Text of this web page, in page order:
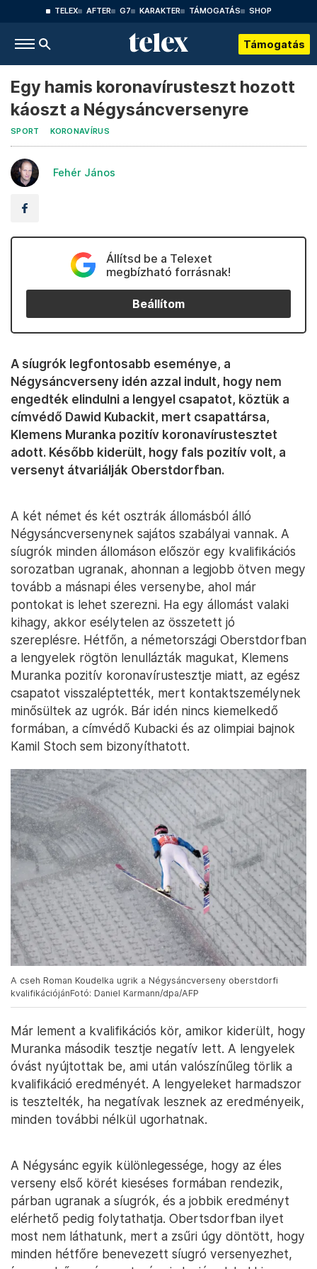
TELEX AFTER G7 KARAKTER TÁMOGATÁS SHOP
Támogatás
Egy hamis koronavírusteszt hozott
káoszt a Négysáncversenyre
SPORT KORONAVÍRUS
Fehér János
Állítsd be a Telexet
megbízható forrásnak!
Beállítom
A síugrók legfontosabb eseménye, a
Négysáncverseny idén azzal indult, hogy nem
engedték elindulni a lengyel csapatot, köztük a
címvédő Dawid Kubackit, mert csapattársa,
Klemens Muranka pozitív koronavírustesztet
adott. Később kiderült, hogy fals pozitív volt, a
versenyt átvariálják Oberstdorfban.
A két német és két osztrák állomásból álló
Négysáncversenynek sajátos szabályai vannak. A
síugrók minden állomáson először egy kvalifikációs
sorozatban ugranak, ahonnan a legjobb ötven megy
tovább a másnapi éles versenybe, ahol már
pontokat is lehet szerezni. Ha egy állomást valaki
kihagy, akkor esélytelen az összetett jó
szereplésre. Hétfőn, a németországi Oberstdorfban
a lengyelek rögtön lenullázták magukat, Klemens
Muranka pozitív koronavírustesztje miatt, az egész
csapatot visszaléptették, mert kontaktszemélynek
minősültek az ugrók. Bár idén nincs kiemelkedő
formában, a címvédő Kubacki és az olimpiai bajnok
Kamil Stoch sem bizonyíthatott.
A cseh Roman Koudelka ugrik a Négysáncverseny oberstdorfi
kvalifikációjánFotó: Daniel Karmann/dpa/AFP
Már lement a kvalifikációs kör, amikor kiderült, hogy
Muranka második tesztje negatív lett. A lengyelek
óvást nyújtottak be, ami után valószínűleg törlik a
kvalifikáció eredményét. A lengyeleket harmadszor
is tesztelték, ha negatívak lesznek az eredményeik,
minden további nélkül ugorhatnak.
A Négysánc egyik különlegessége, hogy az éles
verseny első körét kieséses formában rendezik,
párban ugranak a síugrók, és a jobbik eredményt
elérhető pedig folytathatja. Obertsdorfban ilyet
most nem láthatunk, mert a zsűri úgy döntött, hogy
minden hétfőre benevezett síugró versenyezhet,